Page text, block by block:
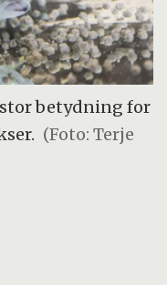
betydning for
(Foto: Terje